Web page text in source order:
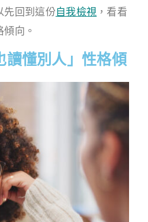
先回到這份自我檢視 ，看看
向。
讀懂別人」性格傾